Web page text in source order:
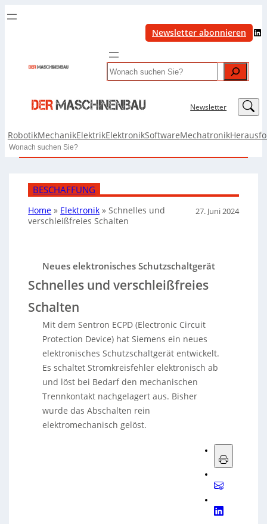
Newsletter abonnieren LinkedIn
Search
Newsletter LinkedIn
RobotikMechanikElektrikElektronikSoftwareMechatronik
Search
BESCHAFFUNG
Home » Elektronik »Schnelles und
verschleißfreies Schalten
27. Juni 2024
Neues elektronisches Schutzschaltgerät
Schnelles und verschleißfreies
Schalten
Mit dem Sentron ECPD (Electronic Circuit
Protection Device) hat Siemens ein neues
elektronisches Schutzschaltgerät entwickelt.
Es schaltet Stromkreisfehler elektronisch ab
und löst bei Bedarf den mechanischen
Trennkontakt nachgelagert aus. Bisher
wurde das Abschalten rein
elektromechanisch gelöst.